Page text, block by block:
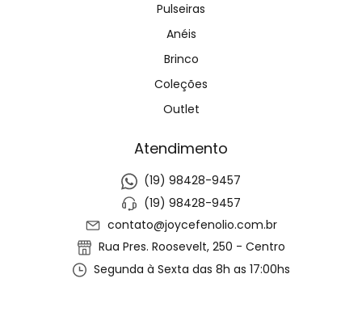
Pulseiras
Anéis
Brinco
Coleções
Outlet
Atendimento
(19) 98428-9457
(19) 98428-9457
contato@joycefenolio.com.br
Rua Pres. Roosevelt, 250 - Centro
Segunda à Sexta das 8h as 17:00hs